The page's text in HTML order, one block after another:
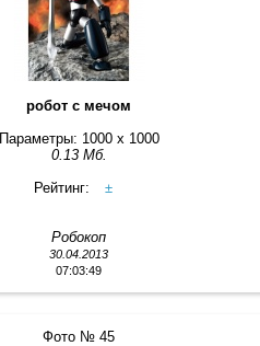
робот с мечом
Параметры: 1000 x 1000
0.13 Мб.
Рейтинг:
±
Робокоп
30.04.2013
07:03:49
Фото № 45